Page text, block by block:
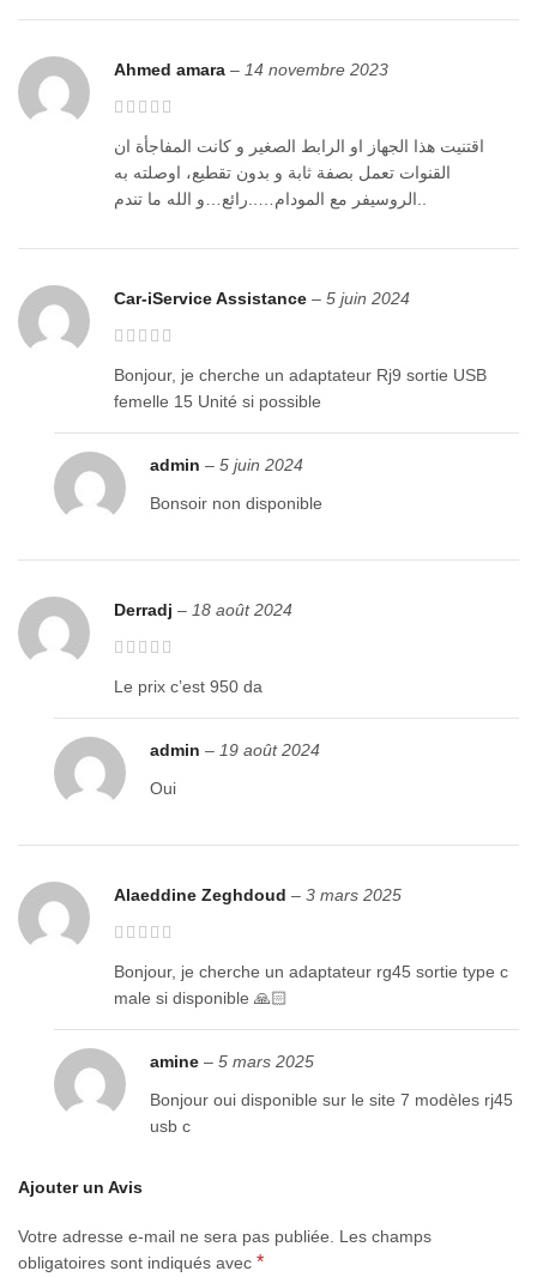
Ahmed amara – 14 novembre 2023
اقتنيت هذا الجهاز او الرابط الصغير و كانت المفاجأة ان
القنوات تعمل بصفة ثابة و بدون تقطيع، اوصلته به
Car-iService Assistance – 5 juin 2024
Bonjour, je cherche un adaptateur Rj9 sortie USB
femelle 15 Unité si possible
admin – 5 juin 2024
Bonsoir non disponible
Derradj – 18 août 2024
Le prix c’est 950 da
admin – 19 août 2024
Oui
Alaeddine Zeghdoud – 3 mars 2025
Bonjour, je cherche un adaptateur rg45 sortie type c
male si disponible 🙏🏻
amine – 5 mars 2025
Bonjour oui disponible sur le site 7 modèles rj45
usb c
Ajouter un Avis
Votre adresse e-mail ne sera pas publiée.
Les champs
obligatoires sont indiqués avec *